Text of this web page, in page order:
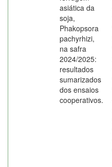
asiática da
soja,
Phakopsora
pachyrhizi,
na safra
2024/2025:
resultados
sumarizados
dos ensaios
cooperativos.